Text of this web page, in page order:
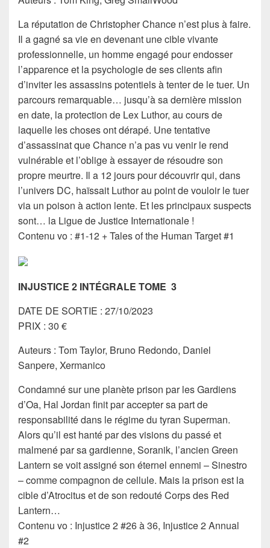
La réputation de Christopher Chance n’est plus à faire.
Il a gagné sa vie en devenant une cible vivante
professionnelle, un homme engagé pour endosser
l’apparence et la psychologie de ses clients afin
d’inviter les assassins potentiels à tenter de le tuer. Un
parcours remarquable… jusqu’à sa dernière mission
en date, la protection de Lex Luthor, au cours de
laquelle les choses ont dérapé. Une tentative
d’assassinat que Chance n’a pas vu venir le rend
vulnérable et l’oblige à essayer de résoudre son
propre meurtre. Il a 12 jours pour découvrir qui, dans
l’univers DC, haïssait Luthor au point de vouloir le tuer
via un poison à action lente. Et les principaux suspects
sont… la Ligue de Justice Internationale !
Contenu vo : #1-12 + Tales of the Human Target #1
INJUSTICE 2 INTÉGRALE TOME 3
DATE DE SORTIE : 27/10/2023
PRIX : 30 €
Auteurs : Tom Taylor, Bruno Redondo, Daniel
Sanpere, Xermanico
Condamné sur une planète prison par les Gardiens
d’Oa, Hal Jordan finit par accepter sa part de
responsabilité dans le régime du tyran Superman.
Alors qu’il est hanté par des visions du passé et
malmené par sa gardienne, Soranik, l’ancien Green
Lantern se voit assigné son éternel ennemi – Sinestro
– comme compagnon de cellule. Mais la prison est la
cible d’Atrocitus et de son redouté Corps des Red
Lantern…
Contenu vo : Injustice 2 #26 à 36, Injustice 2 Annual
#2